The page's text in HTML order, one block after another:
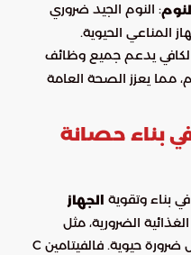
: النوم الجيد ضروري
المناعي الحيوية.
يدعم جميع وظائف
مما يعزز الصحة العامة
بناء حصانة
بناء وتقوية الجهاز
الضرورية، مثل
الفيتامينات والمعادن، لا يُعد ترفاً بل ضرورة حيوية. فالفيتامين C